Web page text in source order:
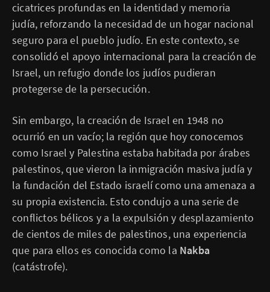
cicatrices profundas en la identidad y memoria
judía, reforzando la necesidad de un hogar nacional
seguro para el pueblo judío. En este contexto, se
consolidó el apoyo internacional para la creación de
Israel, un refugio donde los judíos pudieran
protegerse de la persecución.
Sin embargo, la creación de Israel en 1948 no
ocurrió en un vacío; la región que hoy conocemos
como Israel y Palestina estaba habitada por árabes
palestinos, que vieron la inmigración masiva judía y
la fundación del Estado israelí como una amenaza a
su propia existencia. Esto condujo a una serie de
conflictos bélicos y a la expulsión y desplazamiento
de cientos de miles de palestinos, una experiencia
que para ellos es conocida como la Nakba
(catástrofe).